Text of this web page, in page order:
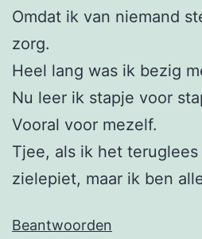
Omdat ik van niemand
zorg.
Heel lang was ik bezig
Nu leer ik stapje voor
Vooral voor mezelf.
Tjee, als ik het
zielepiet, maar ik ben
Beantwoorden